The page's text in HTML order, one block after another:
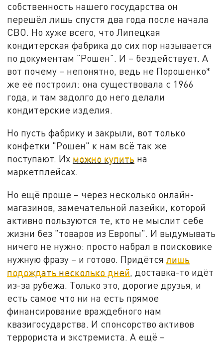
собственность нашего государства он
перешёл лишь спустя два года после начала
СВО. Но хуже всего, что Липецкая
кондитерская фабрика до сих пор называется
по документам "Рошен". И – бездействует. А
вот почему – непонятно, ведь не Порошенко*
же её построил: она существовала с 1966
года, и там задолго до него делали
кондитерские изделия.
Но пусть фабрику и закрыли, вот только
конфетки "Рошен" к нам всё так же
поступают. Их можно купить на
маркетплейсах.
Но ещё проще – через несколько онлайн-
магазинов, замечательной лазейки, которой
активно пользуются те, кто не мыслит себе
жизни без "товаров из Европы". И выдумывать
ничего не нужно: просто набрал в поисковике
нужную фразу – и готово. Придётсялишь
подождать несколько дней, доставка-то идёт
из-за рубежа. Только это, дорогие друзья, и
есть самое что ни на есть прямое
финансирование враждебного нам
квазигосударства. И спонсорство активов
террориста и экстремиста. А ещё –